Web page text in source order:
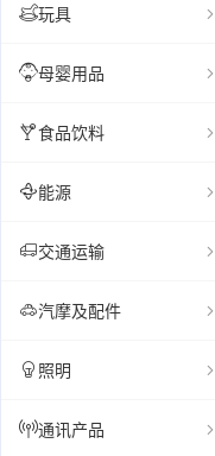
玩具
母婴用品
食品饮料
能源
交通运输
汽摩及配件
照明
通讯产品